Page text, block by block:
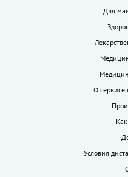
Для
О сервисе
Условия